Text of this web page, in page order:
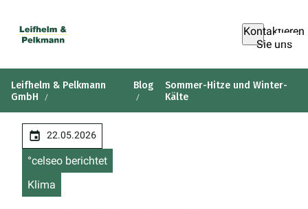
Kontaktieren
Sie uns
Leifhelm & Pelkmann
GmbH
Blog
Sommer-Hitze und Winter-
Kälte
22.05.2026
°celseo berichtet
Klima